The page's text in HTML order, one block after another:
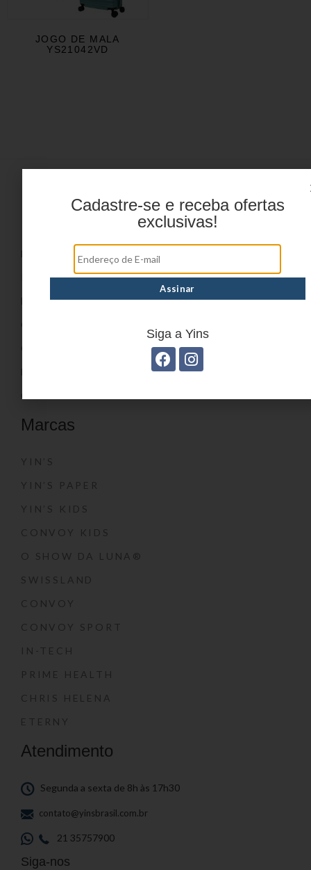
JOGO DE MALA
YS21042VD
PRODUTOS
DÚVIDAS FREQUENTES
Marcas
YIN’S
YIN’S PAPER
YIN’S KIDS
CONVOY KIDS
O SHOW DA LUNA®
SWISSLAND
CONVOY
CONVOY SPORT
IN-TECH
PRIME HEALTH
CHRIS HELENA
ETERNY
Atendimento
Segunda a sexta de 8h às 17h30
contato@yinsbrasil.com.br
21 35757900
Siga-nos
Cadastre-se e receba ofertas
exclusivas!
Siga a Yins